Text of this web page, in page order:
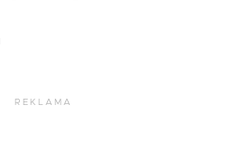
REKLAMA